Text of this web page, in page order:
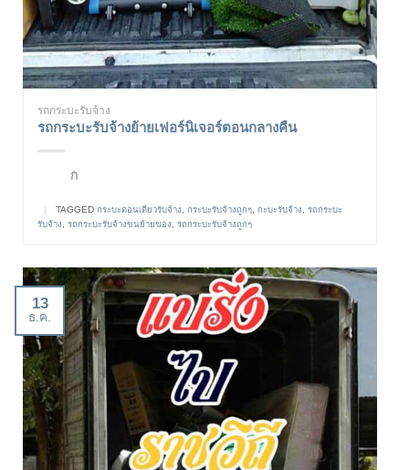
รถกระบะรับจ้าง
รถกระบะรับจ้างย้ายเฟอร์นิเจอร์ตอนกลางคืน
ก
| TAGGED กระบะตอนเดียวรับจ้าง กระบะรับจ้างถูกๆ กะบะรับจ้าง
รถกระบะ
รับจ้าง
รถกระบะรับจ้างขนย้ายของ รถกระบะรับจ้างถูกๆ
13
ธ.ค.